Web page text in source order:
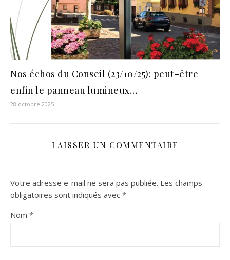
Nos échos du Conseil (23/10/25): peut-être
enfin le panneau lumineux…
28 octobre 2025
LAISSER UN COMMENTAIRE
Votre adresse e-mail ne sera pas publiée. Les champs
obligatoires sont indiqués avec *
Nom *